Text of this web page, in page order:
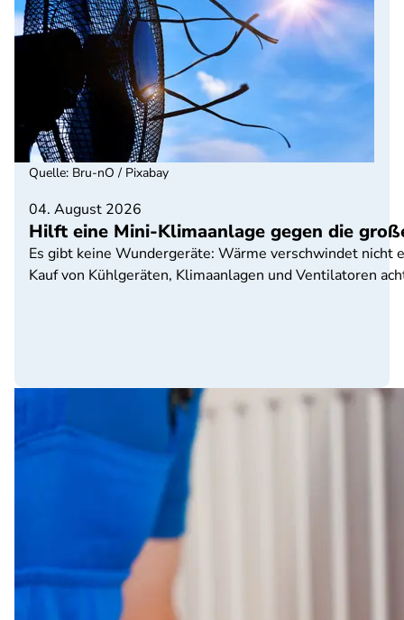
04. August 2026
Hilft eine Mini-Klimaanlage gegen die
Es gibt keine Wundergeräte: Wärme verschwindet nicht
Kauf von Kühlgeräten, Klimaanlagen und Ventilatoren
Quelle: Bru-nO / Pixabay